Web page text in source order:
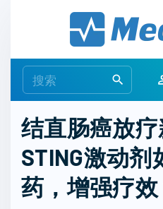
e
r
c
h
f
结直肠癌放疗
STING激动
药，增强疗效